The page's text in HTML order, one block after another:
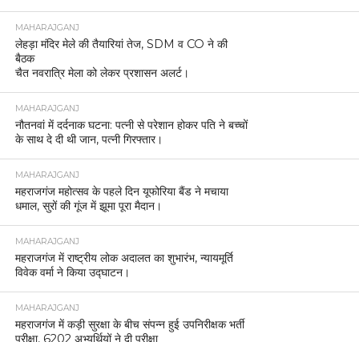
MAHARAJGANJ
लेहड़ा मंदिर मेले की तैयारियां तेज, SDM व CO ने की
बैठक
चैत नवरात्रि मेला को लेकर प्रशासन अलर्ट।
MAHARAJGANJ
नौतनवां में दर्दनाक घटना: पत्नी से परेशान होकर पति ने बच्चों
के साथ दे दी थी जान, पत्नी गिरफ्तार।
MAHARAJGANJ
महराजगंज महोत्सव के पहले दिन यूफोरिया बैंड ने मचाया
धमाल, सुरों की गूंज में झूमा पूरा मैदान।
MAHARAJGANJ
महराजगंज में राष्ट्रीय लोक अदालत का शुभारंभ, न्यायमूर्ति
विवेक वर्मा ने किया उद्घाटन।
MAHARAJGANJ
महराजगंज में कड़ी सुरक्षा के बीच संपन्न हुई उपनिरीक्षक भर्ती
परीक्षा, 6202 अभ्यर्थियों ने दी परीक्षा